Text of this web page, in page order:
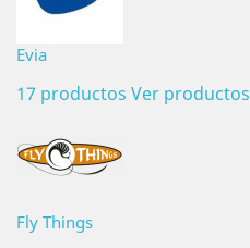
Evia
17 productos Ver productos
Fly Things